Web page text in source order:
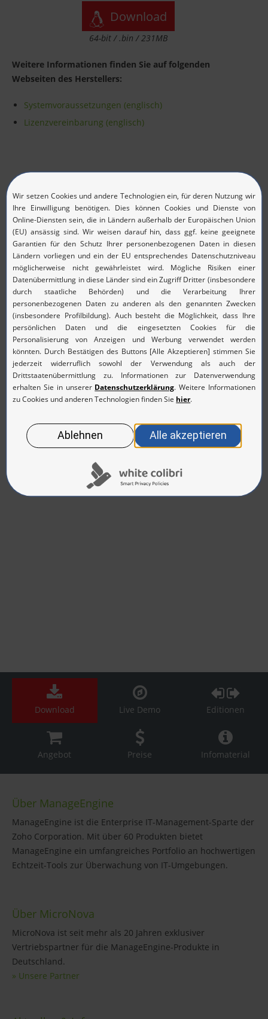
Download
64-bit / .bin / 231MB
Weitere Informationen finden Sie auf folgenden
Webseiten des Herstellers:
Systemvoraussetzungen (englisch)
Lizenzvereinbarung (englisch)
Download Live Demo Editionen
Angebot Preise Infomaterial
Über ManageEngine
ManageEngine ist die Enterprise IT-Management-Sparte der
Zoho Corporation. Mit über 60 Produkten bietet
ManageEngine ein umfangreiches Portfolio an hochwertigen
Echtzeit-Tools zur Überwachung von IT-Umgebungen.
Über MicroNova
MicroNova ist seit mehr als 20 Jahren exklusiver
Vertriebspartner für die ManageEngine-Produkte in
Deutschland.
» Unsere Partner